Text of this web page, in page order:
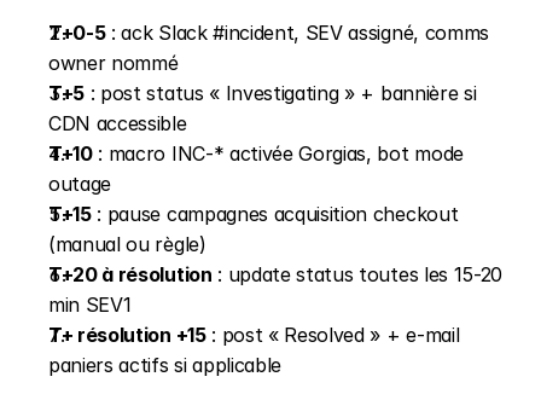
T+0-5 : ack Slack #incident, SEV assigné, comms
owner nommé
T+5 : post status « Investigating » + bannière si
CDN accessible
T+10 : macro INC-* activée Gorgias, bot mode
outage
T+15 : pause campagnes acquisition checkout
(manual ou règle)
T+20 à résolution : update status toutes les 15-20
min SEV1
T+ résolution +15 : post « Resolved » + e-mail
paniers actifs si applicable